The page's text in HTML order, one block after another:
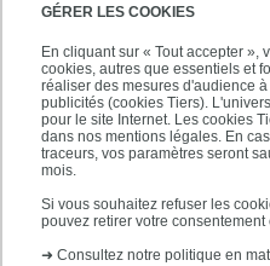
GÉRER LES COOKIES
En cliquant sur « Tout accepter »,
cookies, autres que essentiels et
réaliser des mesures d'audience
publicités (cookies Tiers).
pour le site Internet. Les cookies
dans nos mentions légales. En
traceurs, vos paramètres seront
mois.
Si vous souhaitez refuser les
pouvez retirer votre
➜ Consultez notre politique en
PRATIQUE
ACCÈS RAPIDES
SUIVEZ-NOUS